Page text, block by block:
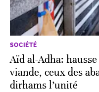
SOCIÉTÉ
Aïd al-Adha:
viande, ceux des
dirhams l’unité